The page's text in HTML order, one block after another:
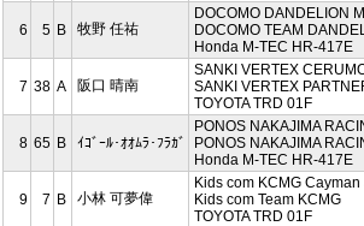
6 5 B 牧野 任祐
DOCOMO DANDELION
DOCOMO TEAM
Honda M-TEC HR-417E
7 38 A 阪口 晴南
SANKI VERTEX
SANKI VERTEX
TOYOTA TRD 01F
8 65 B ｲｺﾞｰﾙ･ｵｵﾑﾗ･ﾌﾗｶﾞ
PONOS NAKAJIMA
PONOS NAKAJIMA
Honda M-TEC HR-417E
9 7 B 小林 可夢偉
Kids com KCMG Cayman
Kids com Team KCMG
TOYOTA TRD 01F